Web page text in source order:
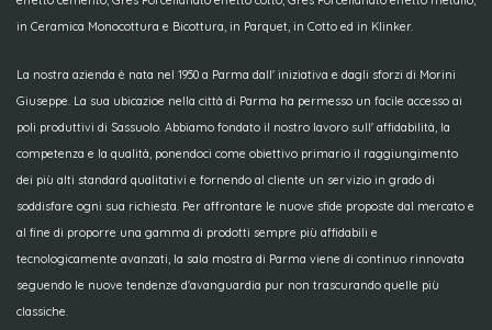
in Ceramica Monocottura e Bicottura, in Parquet, in Cotto ed in Klinker.
La nostra azienda è nata nel 1950 a Parma dall' iniziativa e dagli sforzi di Morini
Giuseppe. La sua ubicazioe nella città di Parma ha permesso un facile accesso ai
poli produttivi di Sassuolo. Abbiamo fondato il nostro lavoro sull' affidabilità, la
competenza e la qualità, ponendoci come obiettivo primario il raggiungimento
dei più alti standard qualitativi e fornendo al cliente un servizio in grado di
soddisfare ogni sua richiesta. Per affrontare le nuove sfide proposte dal mercato e
al fine di proporre una gamma di prodotti sempre più affidabili e
tecnologicamente avanzati, la sala mostra di Parma viene di continuo rinnovata
seguendo le nuove tendenze d'avanguardia pur non trascurando quelle più
classiche.